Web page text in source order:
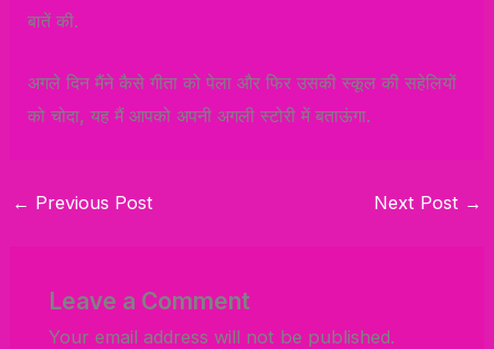
बातें की.
अगले दिन मैंने कैसे गीता को पेला और फिर उसकी स्कूल की सहेलियों
को चोदा, यह मैं आपको अपनी अगली स्टोरी में बताऊंगा.
← Previous Post Next Post →
Leave a Comment
Your email address will not be published.